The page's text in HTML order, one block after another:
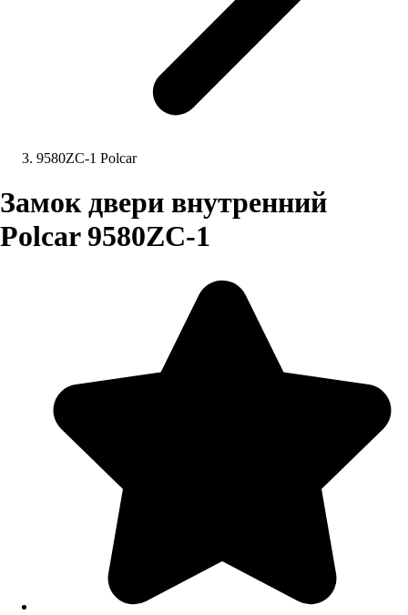
9580ZC-1 Polcar
Замок двери внутренний
Polcar 9580ZC-1